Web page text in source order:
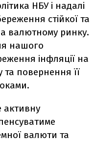
НБУ і надалі
стійкої та
валютному ринку.
нашого
інфляції на
та повернення її
активну
валюти та